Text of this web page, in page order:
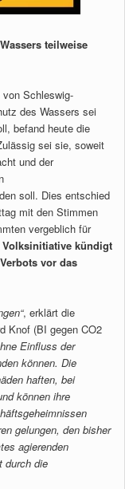
teilweise
Schleswig-
des Wassers sei
befand heute die
sei sie, soweit
und der
soll. Dies entschied
mit den Stimmen
vergeblich für
Volksinitiative kündigt
vor das
, erklärt die
Knof (BI gegen CO2
Einfluss der
können. Die
haften, bei
können ihre
gelungen, den bisher
agierenden
durch die